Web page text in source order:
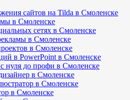
сайтов на Tilda в Смоленске
в Смоленске
сетях в Смоленске
в Смоленске
в Смоленске
в PowerPoint в Смоленске
нуля до профи в Смоленске
в Смоленске
в Смоленске
в Смоленске